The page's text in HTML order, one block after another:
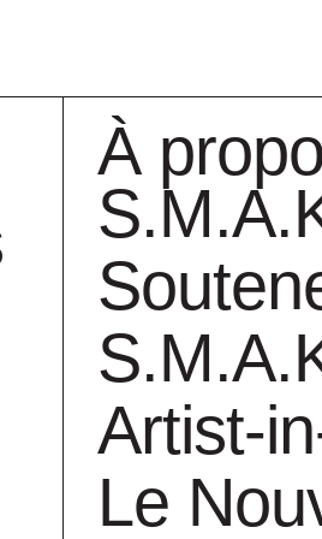
À
Artist-
Le